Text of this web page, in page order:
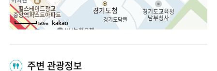
50m
주변 관광정보